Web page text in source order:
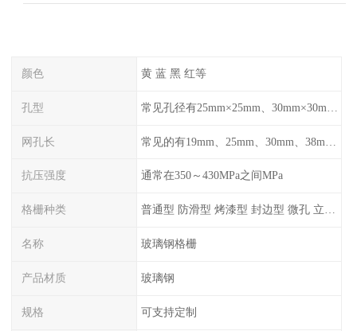
颜色 黄 蓝 黑 红等
孔型
网孔长
抗压强度 通常在350～430MPa之间MPa
格栅种类 普通型 防滑型 ‌烤漆型 封边型 ‌微孔 立体 加砂覆面型 平面型
名称 玻璃钢格栅
产品材质 玻璃钢
规格 可支持定制